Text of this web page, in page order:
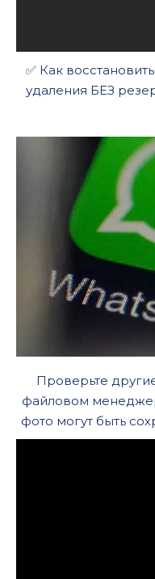
✅ Как
удаления БЕЗ
Проверьте
файловом
фото могут быть